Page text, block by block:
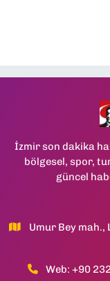
İzmir son dakika
bölgesel, spor,
güncel
Umur Bey mah.,
Web: +90